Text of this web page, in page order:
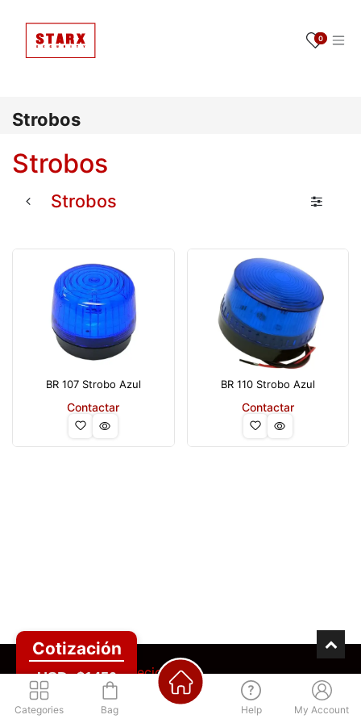
0
Strobos
Strobos
Strobos
BR 107 Strobo Azul
Contactar
BR 110 Strobo Azul
Contactar
Cotización
USD: $1450
Categories Bag Help My Account
Los mejores precios
Regístrate para acceder
Métodos de pago